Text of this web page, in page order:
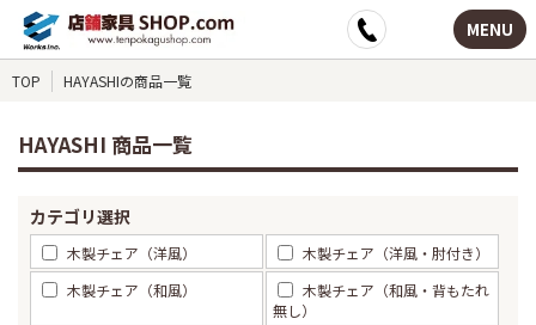
MENU
TOP HAYASHIの商品一覧
HAYASHI 商品一覧
カテゴリ選択
木製チェア（洋風）
木製チェア（洋風・肘付き）
木製チェア（和風）
木製チェア（和風・背もたれ
無し）